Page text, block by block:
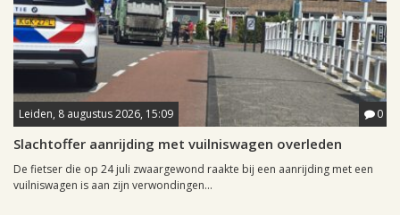
Leiden, 8 augustus 2026, 15:09 0
Slachtoffer aanrijding met vuilniswagen overleden
De fietser die op 24 juli zwaargewond raakte bij een aanrijding met een
vuilniswagen is aan zijn verwondingen...